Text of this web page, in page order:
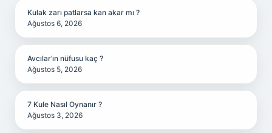
Kulak zarı patlarsa kan akar mı ?
Ağustos 6, 2026
Avcılar’ın nüfusu kaç ?
Ağustos 5, 2026
7 Kule Nasıl Oynanır ?
Ağustos 3, 2026